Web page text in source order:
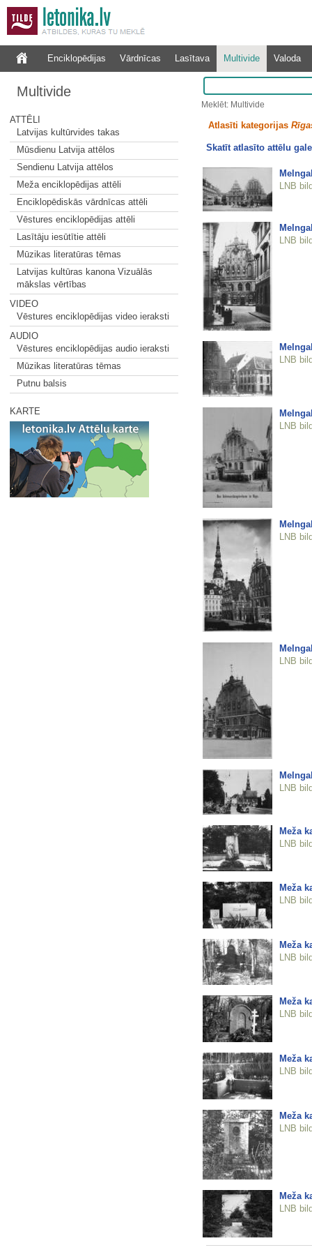
Enciklopēdijas Vārdnīcas Lasītava Multivide Valoda
Multivide
ATTĒLI
Latvijas kultūrvides takas
Mūsdienu Latvija attēlos
Sendienu Latvija attēlos
Meža enciklopēdijas attēli
Enciklopēdiskās vārdnīcas attēli
Vēstures enciklopēdijas attēli
Lasītāju iesūtītie attēli
Mūzikas literatūras tēmas
Latvijas kultūras kanona Vizuālās
mākslas vērtības
VIDEO
Vēstures enciklopēdijas video ieraksti
AUDIO
Vēstures enciklopēdijas audio ieraksti
Mūzikas literatūras tēmas
Putnu balsis
KARTE
Meklēt: Multivide
Atlasīti kategorijas
Skatīt atlasīto attēlu
LNB
LNB
LNB
LNB
LNB
LNB
LNB
Meža
LNB
Meža
LNB
Meža
LNB
Meža
LNB
Meža
LNB
Meža
LNB
Meža
LNB